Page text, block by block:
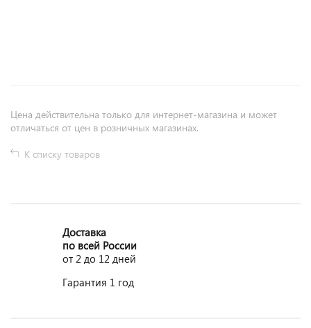
Цена действительна только для интернет-магазина и может
отличаться от цен в розничных магазинах.
К списку товаров
Доставка
по всей России
от 2 до 12 дней
Гарантия 1 год